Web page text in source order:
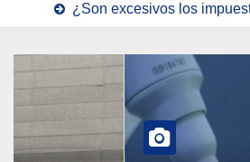
excesivos los impuestos en España?